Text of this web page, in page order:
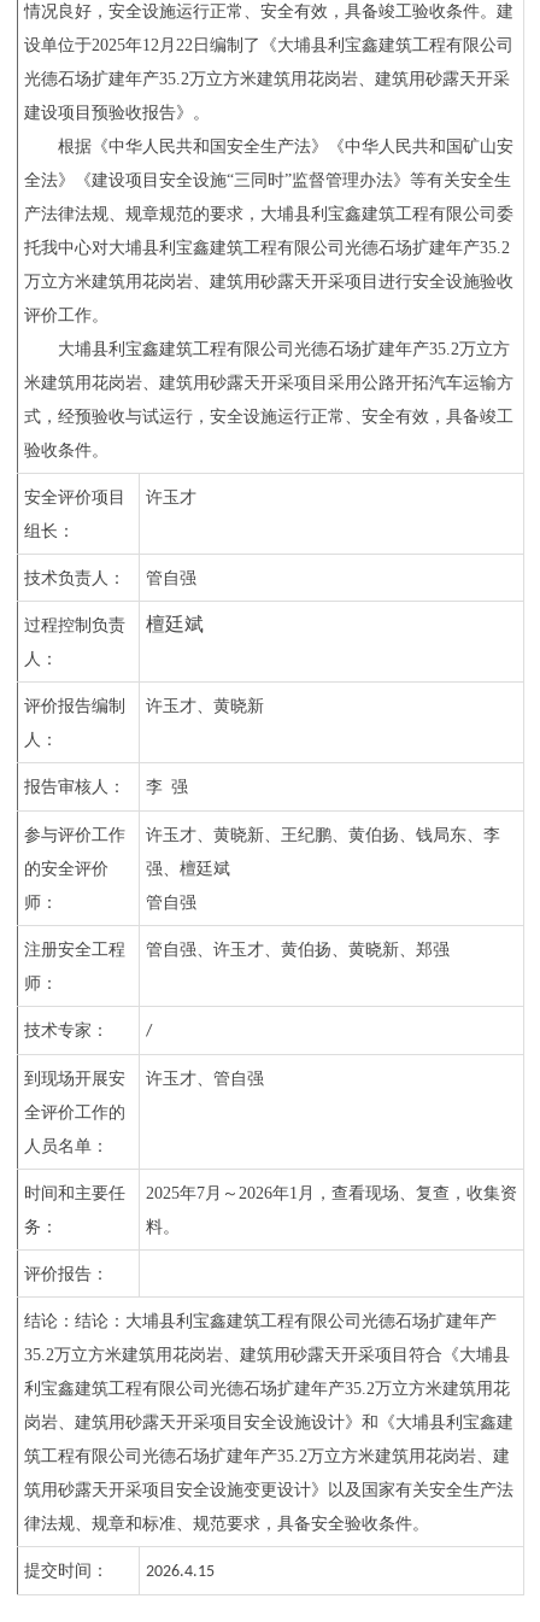
情况良好，安全设施运行正常、安全有效，具备竣工验收条件。建
设单位于2025年12月 22日编制了《大埔县利宝鑫建筑工程有限公司
光德石场扩建年产35.2万立方米建筑用花岗岩、建筑用砂露天开采
建设项目预验收报告》。
根据《中华人民共和国安全生产法》《中华人民共和国矿山安
全法》《建设项目安全设施“三同时”监督管理办法》等有关安全生
产法律法规、规章规范的要求，大埔县利宝鑫建筑工程有限公司委
托我中心对大埔县利宝鑫建筑工程有限公司光德石场扩建年产35.2
万立方米建筑用花岗岩、建筑用砂露天开采项目进行安全设施验收
评价工作。
大埔县利宝鑫建筑工程有限公司光德石场扩建年产35.2万立方
米建筑用花岗岩、建筑用砂露天开采项目 采用公路开拓汽车运输方
式，经预验收与试运行，安全设施运行正常、安全有效，具备竣工
验收条件。
安全评价项目
组长：
许玉才
技术负责人： 管自强
过程控制负责
人：
檀廷斌
评价报告编制
人：
许玉才、 黄晓新
报告审核人： 李 强
参与评价工作
的安全评价
师：
许玉才、 黄晓新、 王纪鹏、 黄伯扬、 钱局东、 李
强、 檀廷斌
管自强
注册安全工程
师：
管自强、许玉才、黄伯扬、黄晓新、郑强
技术专家： /
到现场开展安
全评价工作的
人员名单：
许玉才、管自强
时间和主要任
务：
2025年7月～ 2026年1 月，查看现场、复查，收集资
料。
评价报告：
结论： 结论：大埔县利宝鑫建筑工程有限公司光德石场扩建年产
35.2万立方米建筑用花岗岩、建筑用砂露天开采项目符合《大埔县
利宝鑫建筑工程有限公司光德石场扩建年产35.2万立方米建筑用花
岗岩、建筑用砂露天开采项目安全设施设计》和《大埔县利宝鑫建
筑工程有限公司光德石场扩建年产35.2万立方米建筑用花岗岩、建
筑用砂露天开采项目安全设施变更设计》以及国家有关安全生产法
律法规、规章和标准、规范要求，具备安全验收条件。
提交时间： 2026.4.15